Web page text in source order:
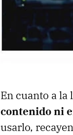
En cuanto a
contenido ni
usarlo,